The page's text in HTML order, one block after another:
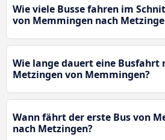
Wie viele Busse fahren im
von Memmingen nach
Wie lange dauert eine Busfahrt
Metzingen von Memmingen?
Wann fährt der erste Bus von
nach Metzingen?